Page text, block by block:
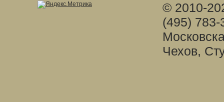
© 2010-
(495)
Чехов,